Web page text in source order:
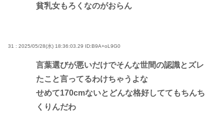
貧乳女もろくなのがおらん
31 : 2025/05/28(水) 18:36:03.29 ID:B9A+oL9G0
言葉選びが悪いだけでそんな世間の認識とズレ
たこと言ってるわけちゃうよな
せめて170cmないとどんな格好しててもちんち
くりんだわ